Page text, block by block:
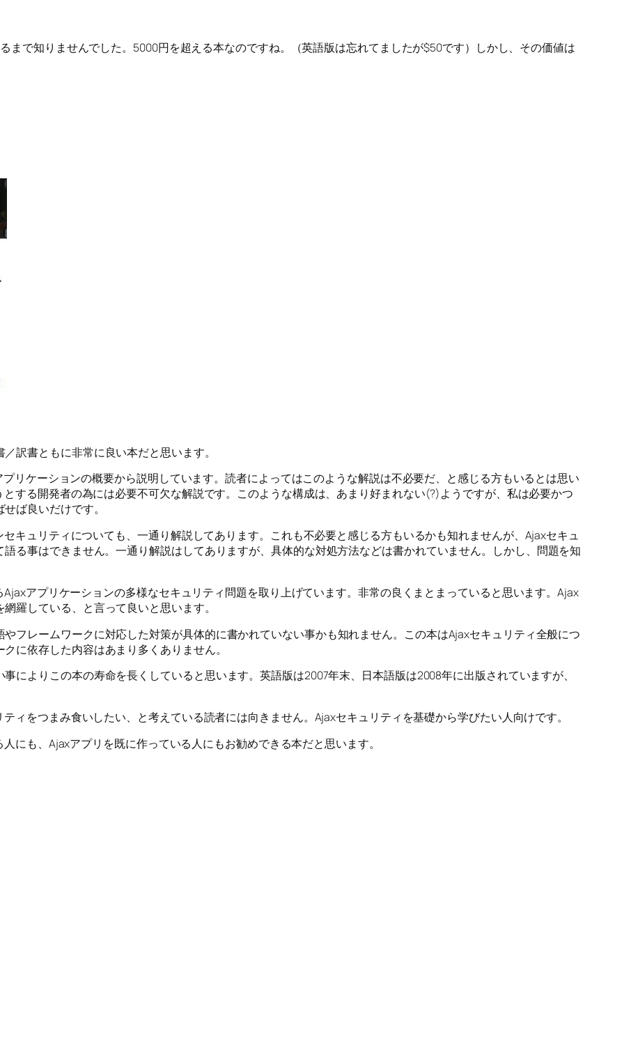
まで知りませんでした。5000円を超える本なのですね。（英語版は忘れてましたが$50です）しかし、その価値は
訳書ともに非常に良い本だと思います。
リケーションの概要から説明しています。読者によってはこのような解説は不必要だ、と感じる方もいるとは思い
する開発者の為には必要不可欠な解説です。このような構成は、あまり好まれない(?)ようですが、私は必要かつ
ば良いだけです。
キュリティについても、一通り解説してあります。これも不必要と感じる方もいるかも知れませんが、Ajaxセキュ
る事はできません。一通り解説はしてありますが、具体的な対処方法などは書かれていません。しかし、問題を知
アプリケーションの多様なセキュリティ問題を取り上げています。非常の良くまとまっていると思います。Ajax
羅している、と言って良いと思います。
フレームワークに対応した対策が具体的に書かれていない事かも知れません。この本はAjaxセキュリティ全般につ
に依存した内容はあまり多くありません。
によりこの本の寿命を長くしていると思います。英語版は2007年末、日本語版は2008年に出版されていますが、
ィをつまみ食いしたい、と考えている読者には向きません。Ajaxセキュリティを基礎から学びたい人向けです。
にも、Ajaxアプリを既に作っている人にもお勧めできる本だと思います。